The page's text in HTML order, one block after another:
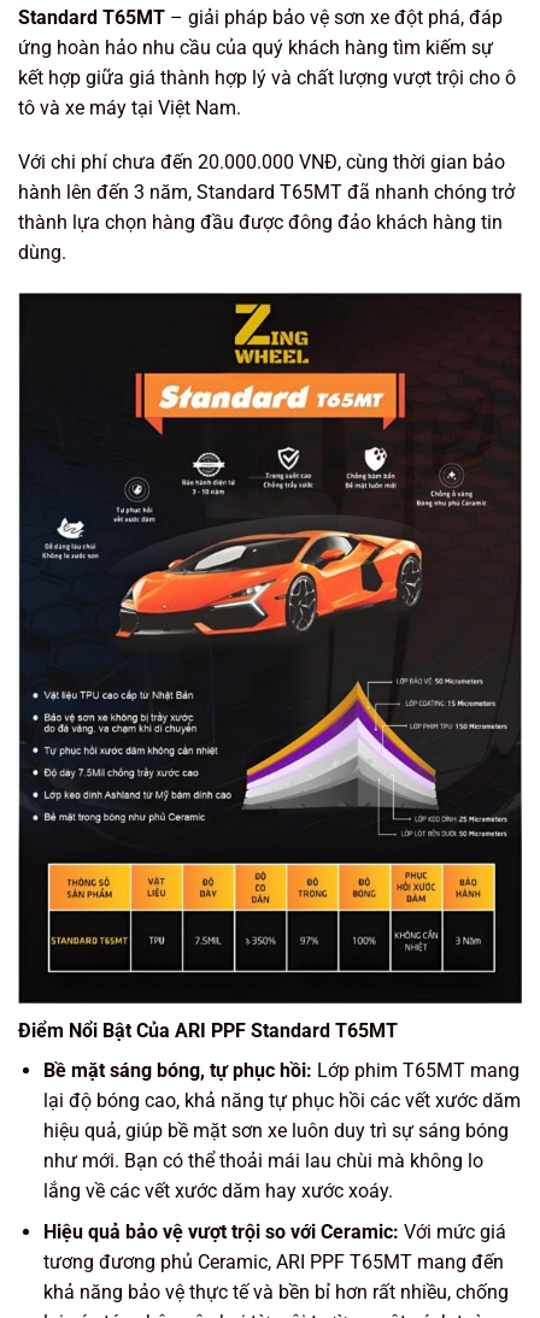
Standard T65MT – giải pháp bảo vệ sơn xe đột phá, đáp
ứng hoàn hảo nhu cầu của quý khách hàng tìm kiếm sự
kết hợp giữa giá thành hợp lý và chất lượng vượt trội cho ô
tô và xe máy tại Việt Nam.
Với chi phí chưa đến 20.000.000 VNĐ, cùng thời gian bảo
hành lên đến 3 năm, Standard T65MT đã nhanh chóng trở
thành lựa chọn hàng đầu được đông đảo khách hàng tin
dùng.
Điểm Nổi Bật Của ARI PPF Standard T65MT
Bề mặt sáng bóng, tự phục hồi: Lớp phim T65MT mang
lại độ bóng cao, khả năng tự phục hồi các vết xước dăm
hiệu quả, giúp bề mặt sơn xe luôn duy trì sự sáng bóng
như mới. Bạn có thể thoải mái lau chùi mà không lo
lắng về các vết xước dăm hay xước xoáy.
Hiệu quả bảo vệ vượt trội so với Ceramic: Với mức giá
tương đương phủ Ceramic, ARI PPF T65MT mang đến
khả năng bảo vệ thực tế và bền bỉ hơn rất nhiều, chống